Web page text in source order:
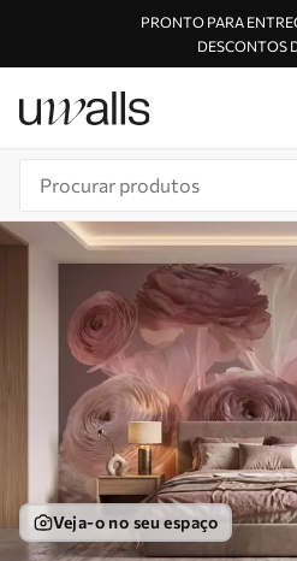
PRONTO PARA
DESCONTOS
Veja-o no seu espaço